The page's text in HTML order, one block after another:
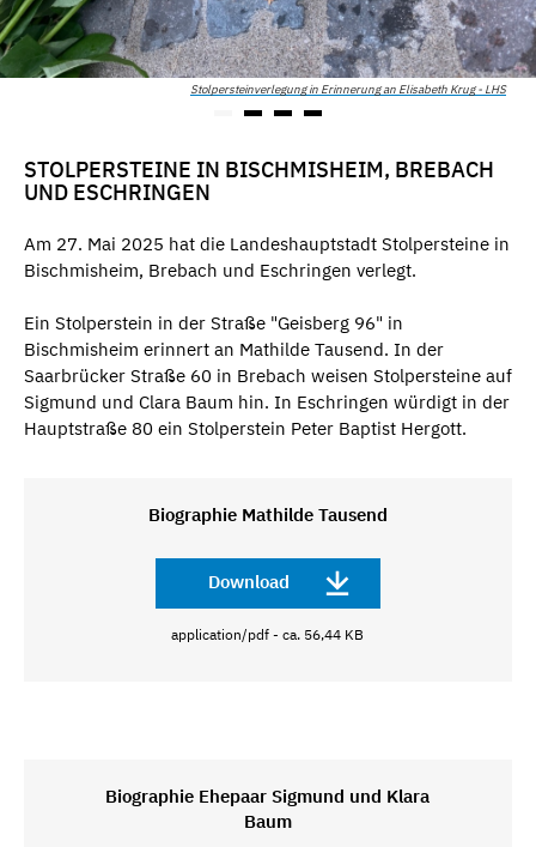
Stolpersteinverlegung in Erinnerung an Elisabeth Krug - LHS
STOLPERSTEINE IN BISCHMISHEIM, BREBACH
UND ESCHRINGEN
Am 27. Mai 2025 hat die Landeshauptstadt Stolpersteine in
Bischmisheim, Brebach und Eschringen verlegt.
Ein Stolperstein in der Straße "Geisberg 96" in
Bischmisheim erinnert an Mathilde Tausend. In der
Saarbrücker Straße 60 in Brebach weisen Stolpersteine auf
Sigmund und Clara Baum hin. In Eschringen würdigt in der
Hauptstraße 80 ein Stolperstein Peter Baptist Hergott.
Biographie Mathilde Tausend
Download
application/pdf - ca. 56,44 KB
Biographie Ehepaar Sigmund und Klara
Baum